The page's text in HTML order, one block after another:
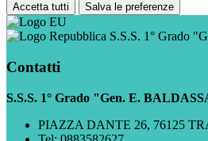
Accetta tutti Salva le preferenze
S.S.S. 1° Grado
Contatti
S.S.S. 1° Grado "Gen. E.
PIAZZA DANTE 26, 76125